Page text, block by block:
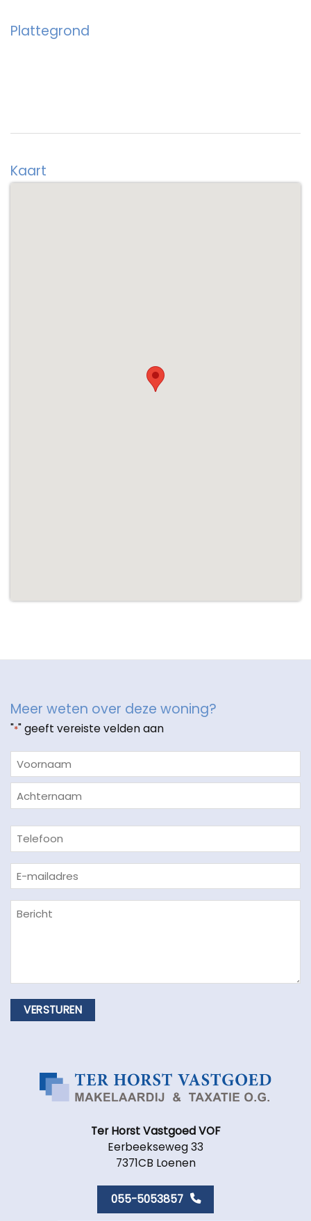
Plattegrond
Kaart
Meer weten over deze woning?
"*" geeft vereiste velden aan
Naam
*
Voornaam
Telefoon
E-
mailadres
*Bericht
Ter Horst Vastgoed VOF
Eerbeekseweg 33
7371CB Loenen
055-5053857